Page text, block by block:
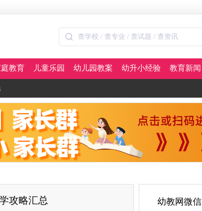
教育 儿童乐园 幼儿园教案 幼升小经验 教育新闻
攻略汇总 幼教网微信